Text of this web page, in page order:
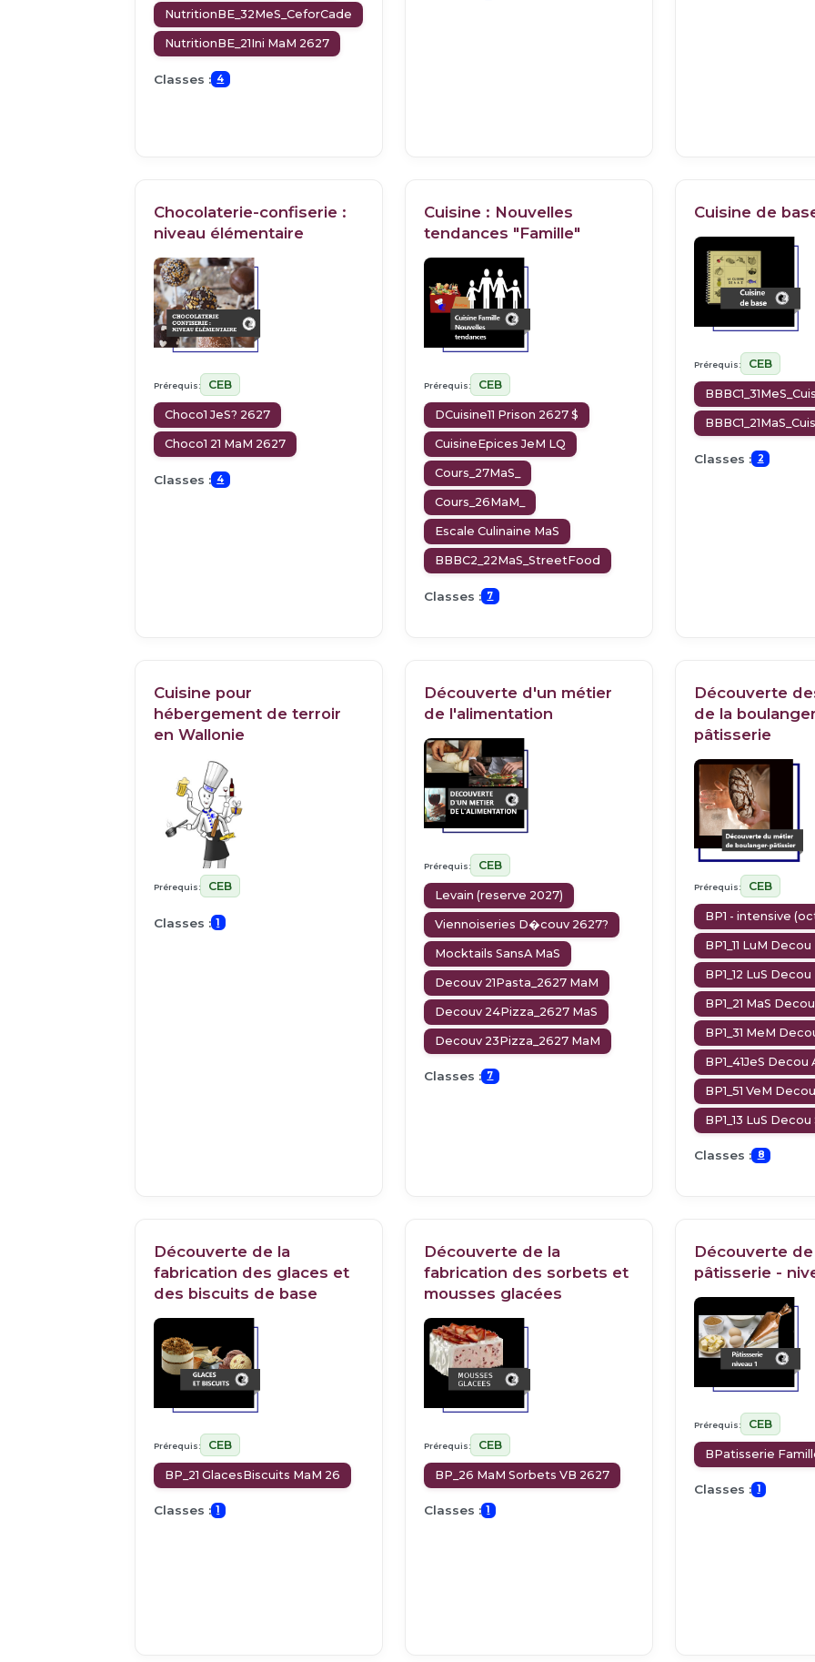
NutritionBE_32MeS_CeforCade
NutritionBE_21Ini MaM 2627
Classes : 4
Chocolaterie-confiserie :
niveau élémentaire
Prérequis: CEB
Choco1 JeS? 2627
Choco1 21 MaM 2627
Classes : 4
Cuisine : Nouvelles
tendances "Famille"
Prérequis: CEB
DCuisine11 Prison 2627 $
CuisineEpices JeM LQ
Cours_27MaS_
Cours_26MaM_
Escale Culinaine MaS
BBBC2_22MaS_StreetFood
Classes : 7
Cuisine de
Prérequis: CEB
Classes : 2
Cuisine pour
hébergement de terroir
en Wallonie
Prérequis: CEB
Classes : 1
Découverte d'un métier
de l'alimentation
Prérequis: CEB
Levain (reserve 2027)
Viennoiseries D�couv 2627?
Mocktails SansA MaS
Decouv 21Pasta_2627 MaM
Decouv 24Pizza_2627 MaS
Decouv 23Pizza_2627 MaM
Classes : 7
Découverte
de la
pâtisserie
Prérequis: CEB
BP1 - intensive
BP1_11 LuM Decou
BP1_12 LuS Decou
BP1_21 MaS
BP1_31 MeM
BP1_41JeS Decou
BP1_51 VeM Decou
BP1_13 LuS
Classes : 8
Découverte de la
fabrication des glaces et
des biscuits de base
Prérequis: CEB
BP_21 GlacesBiscuits MaM 26
Classes : 1
Découverte de la
fabrication des sorbets et
mousses glacées
Prérequis: CEB
BP_26 MaM Sorbets VB 2627
Classes : 1
Découverte de
pâtisserie -
Prérequis: CEB
BPatisserie
Classes : 1